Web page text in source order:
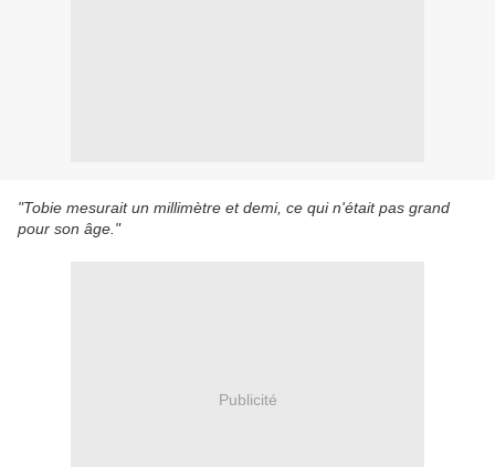
"Tobie mesurait un millimètre et demi, ce qui n'était pas grand
pour son âge."
Publicité